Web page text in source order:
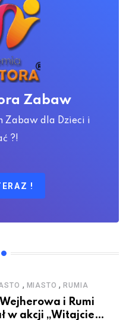
Zabaw
Zabaw dla Dzieci i
?!
!
, MIASTO ,RUMIA
i Rumi
w akcji „Witajcie